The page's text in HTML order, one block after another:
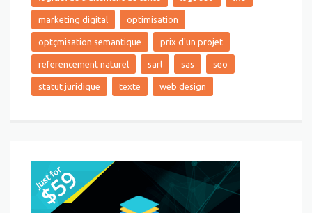
marketing digital optimisation
optçmisation semantique prix d'un projet
referencement naturel sarl sas seo
statut juridique texte web design